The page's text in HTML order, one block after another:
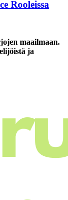
Rooleissa
maailmaan.
ja